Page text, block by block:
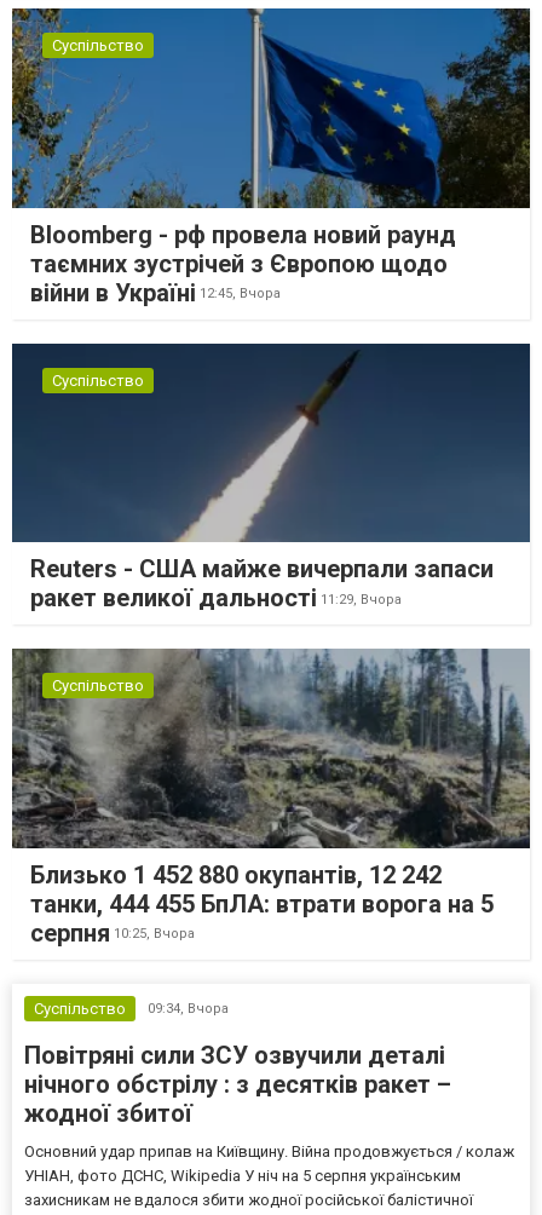
Суспільство
Bloomberg - рф провела новий раунд
таємних зустрічей з Європою щодо
війни в Україні 12:45, Вчора
Суспільство
Reuters - США майже вичерпали запаси
ракет великої дальності 11:29, Вчора
Суспільство
Близько 1 452 880 окупантів, 12 242
танки, 444 455 БпЛА: втрати ворога на 5
серпня 10:25, Вчора
Суспільство 09:34, Вчора
Повітряні сили ЗСУ озвучили деталі
нічного обстрілу : з десятків ракет –
жодної збитої
Основний удар припав на Київщину. Війна продовжується / колаж
УНІАН, фото ДСНС, Wikipedia У ніч на 5 серпня українським
захисникам не вдалося збити жодної російської балістичної